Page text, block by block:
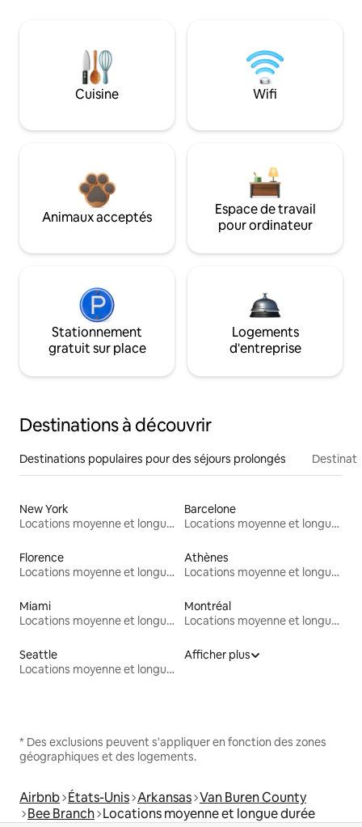
Cuisine Wifi
Animaux acceptés
Espace de travail
pour ordinateur
Stationnement
gratuit sur place
Logements
d'entreprise
Destinations à découvrir
Destinations populaires pour des séjours prolongés
New York
Locations moyenne et longue durée
Barcelone
Locations moyenne et longue durée
Florence
Locations moyenne et longue durée
Athènes
Locations moyenne et longue durée
Miami
Locations moyenne et longue durée
Montréal
Locations moyenne et longue durée
Seattle
Locations moyenne et longue durée
Afficher plus
* Des exclusions peuvent s'appliquer en fonction des zones
géographiques et des logements.
Airbnb États-Unis Arkansas Van Buren County
Bee Branch Locations moyenne et longue durée